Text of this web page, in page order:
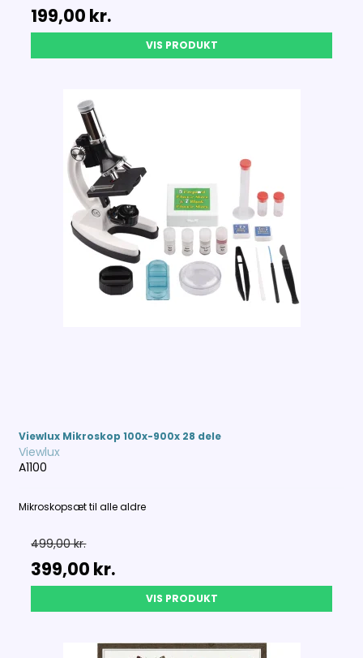
199,00 kr.
VIS PRODUKT
Viewlux Mikroskop 100x-900x 28 dele
Viewlux
A1100
Mikroskopsæt til alle aldre
499,00 kr.
399,00 kr.
VIS PRODUKT